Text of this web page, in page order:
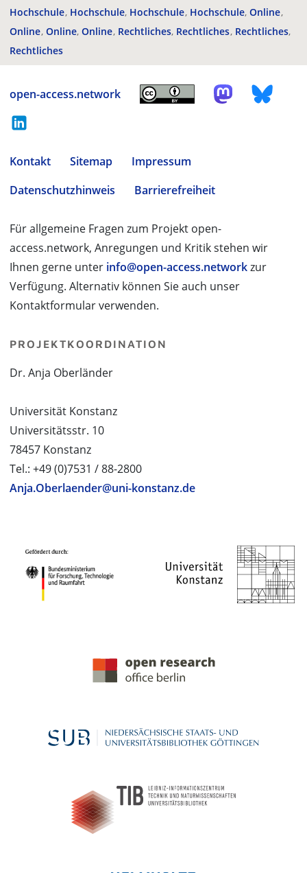
Hochschule Hochschule Hochschule Hochschule Online
Online Online Online Rechtliches Rechtliches Rechtliches
Rechtliches
open-access.network
Kontakt Sitemap
Impressum
Datenschutzhinweis
Barrierefreiheit
Für allgemeine Fragen zum Projekt open-
access.network, Anregungen und Kritik stehen wir
Ihnen gerne unter info@open-access.networkzur
Verfügung. Alternativ können Sie auch unser
Kontaktformular verwenden.
PROJEKTKOORDINATION
Dr. Anja Oberländer
Universität Konstanz
Universitätsstr. 10
78457 Konstanz
Tel.: +49 (0)7531 / 88-2800
Anja.Oberlaender@uni-konstanz.de